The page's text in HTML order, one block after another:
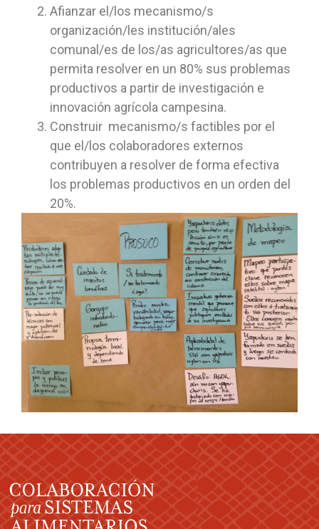
Afianzar el/los mecanismo/s
organización/les institución/ales
comunal/es de los/as agricultores/as que
permita resolver en un 80% sus problemas
productivos a partir de investigación e
innovación agrícola campesina.
Construir mecanismo/s factibles por el
que el/los colaboradores externos
contribuyen a resolver de forma efectiva
los problemas productivos en un orden del
20%.